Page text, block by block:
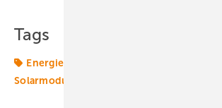
Tags
Energiewende 2.0
Solarmodul